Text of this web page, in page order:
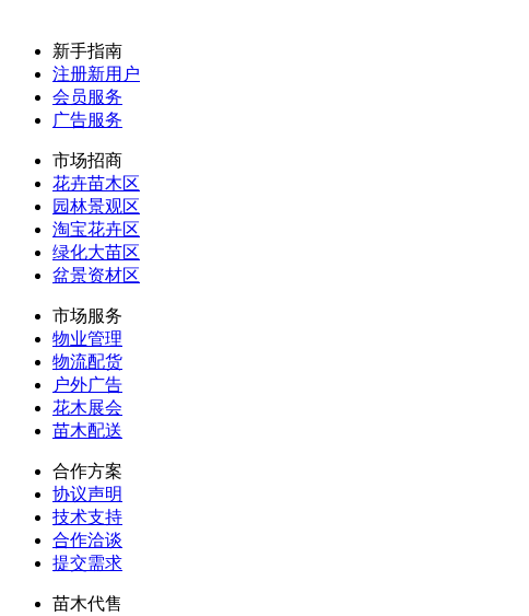
新手指南
注册新用户
会员服务
广告服务
市场招商
花卉苗木区
园林景观区
淘宝花卉区
绿化大苗区
盆景资材区
市场服务
物业管理
物流配货
户外广告
花木展会
苗木配送
合作方案
协议声明
技术支持
合作洽谈
提交需求
苗木代售